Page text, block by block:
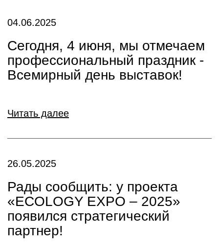
04.06.2025
Сегодня, 4 июня, мы отмечаем
профессиональный праздник -
Всемирный день выставок!
Читать далее
26.05.2025
Рады сообщить: у проекта
«ECOLOGY EXPO – 2025»
появился стратегический
партнер!